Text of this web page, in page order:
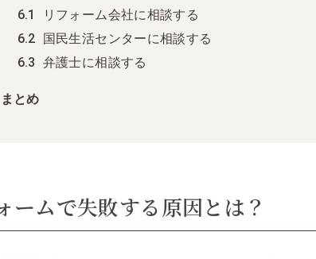
リフォーム会社に相談する
国民生活センターに相談する
弁護士に相談する
まとめ
ームで失敗する原因とは？